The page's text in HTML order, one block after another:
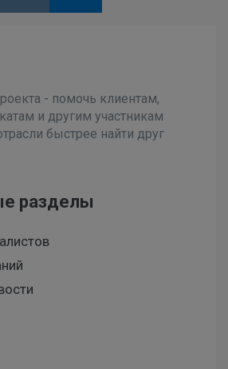
- помочь клиентам,
и другим участникам
быстрее найти друг
разделы